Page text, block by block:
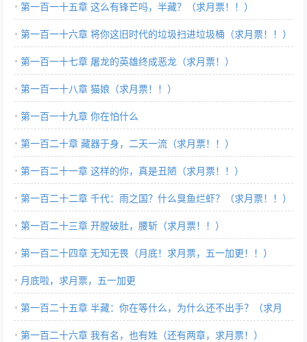
（求月票！！）
第一百一十五章 这么有锋芒吗，半藏？（求月票！！）
第一百一十六章 将你这旧时代的垃圾扫进垃圾桶（求月票！！）
第一百一十七章 屠龙的英雄终成恶龙（求月票！）
第一百一十八章 猫娘（求月票！！）
第一百一十九章 你在怕什么
第一百二十章 藏器于身，二天一流（求月票！！）
第一百二十一章 这样的你，真是丑陋（求月票！！）
第一百二十二章 千代：雨之国？什么臭鱼烂虾？（求月票！！）
第一百二十三章 开膛破肚，腰斩（求月票！！）
第一百二十四章 无知无畏（月底！求月票，五一加更！！）
月底啦，求月票，五一加更
第一百二十五章 半藏：你在等什么，为什么还不出手？（求月
票！！）
第一百二十六章 我有名，也有姓（还有两章，求月票！）